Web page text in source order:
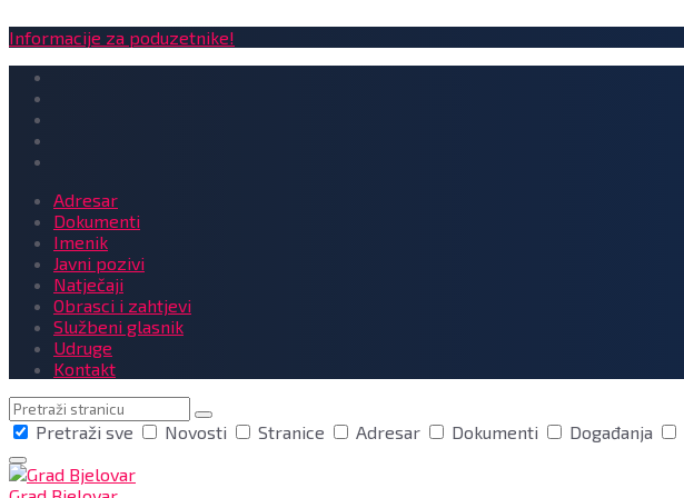
Informacije za poduzetnike!
Adresar
Dokumenti
Imenik
Javni pozivi
Natječaji
Obrasci i zahtjevi
Službeni glasnik
Udruge
Kontakt
Pretraga
Pretraži sve
Novosti Stranice Adresar Dokumenti Događanja